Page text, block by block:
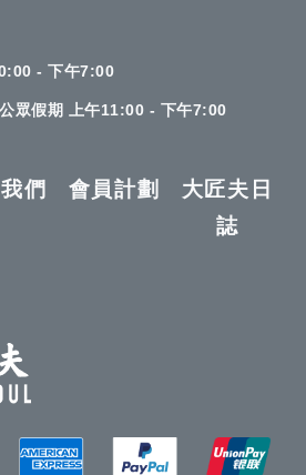
- 下午7:00
眾假期 上午11:00 - 下午7:00
們 會員計劃
大匠夫日
誌